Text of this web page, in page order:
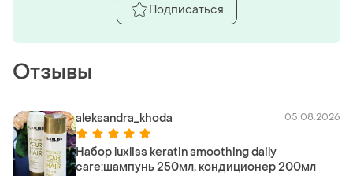
Отзывы
aleksandra_khoda 05.08.2026
Набор luxliss keratin smoothing daily
care:шампунь 250мл, кондиционер 200мл
Подписаться